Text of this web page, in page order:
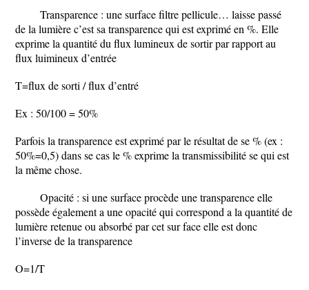
Transparence : une surface filtre pellicule… laisse passé
de la lumière c’est sa transparence qui est exprimé en %. Elle
exprime la quantité du flux lumineux de sortir par rapport au
flux luimineux d’entrée
T=flux de sorti / flux d’entré
Ex : 50/100 = 50%
Parfois la transparence est exprimé par le résultat de se % (ex :
50%=0,5) dans se cas le % exprime la transmissibilité se qui est
la même chose.
Opacité : si une surface procède une transparence elle
possède également a une opacité qui correspond a la quantité de
lumière retenue ou absorbé par cet sur face elle est donc
l’inverse de la transparence
O=1/T